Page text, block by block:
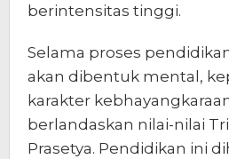
berintensitas tinggi.
Selama proses
akan dibentuk mental,
karakter
berlandaskan nilai-nilai
Prasetya. Pendidikan ini